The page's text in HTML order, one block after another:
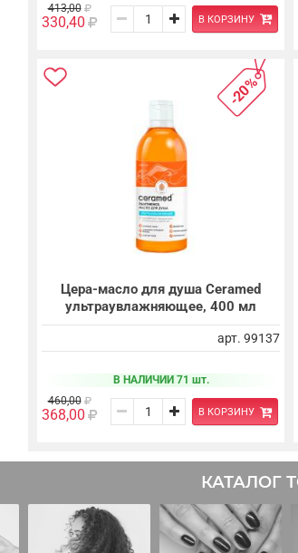
413,00
330,40 В КОРЗИНУ
-20%
Цера-масло для душа Ceramed
ультраувлажняющее, 400 мл
арт. 99137
В НАЛИЧИИ 71 шт.
460,00
368,00 В КОРЗИНУ
КАТАЛОГ